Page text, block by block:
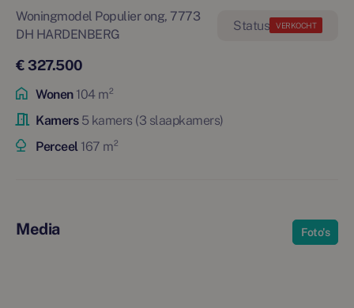
Woningmodel Populier ong, 7773
DH HARDENBERG
VERKOCHT
€ 327.500
Wonen104 m²
Kamers5 kamers (3 slaapkamers)
Perceel167 m²
Media Foto's